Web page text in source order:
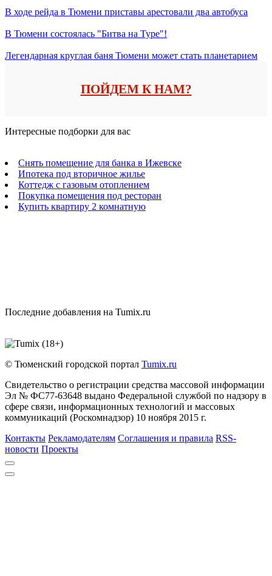
В ходе рейда в Тюмени приставы арестовали два автобуса
В Тюмени состоялась "Битва на Туре"!
Легендарная круглая баня Тюмени может стать планетарием
ПОЙДЕМ К НАМ?
Интересные подборки для вас
Снять помещение для банка в Ижевске
Ипотека под вторичное жилье
Коттедж с газовым отоплением
Покупка помещения под ресторан
Купить квартиру 2 комнатную
Последние добавления на Tumix.ru
© Тюменский городской портал Tumix.ru
Свидетельство о регистрации средства массовой информации
Эл № ФС77-63648 выдано Федеральной службой по надзору в
сфере связи, информационных технологий и массовых
коммуникаций (Роскомнадзор) 10 ноября 2015 г.
Контакты Рекламодателям Соглашения и правила RSS-
новости Проекты